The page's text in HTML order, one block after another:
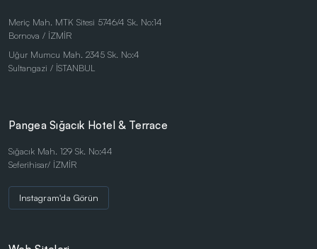
Kalem Setleri
Kişisel Ürünler
Kırtasiye Ürünleri
Kristal ve Ödül Ürünleri
Masa Saatleri
Masaüstü Ürünler
Metal Tükenmez - Roller Kalemler
Meriç Mah. MTK Sitesi 5746/4 Sk. No:14
Bornova / İZMİR
Uğur Mumcu Mah. 2345 Sk. No:4
Sultangazi / İSTANBUL
Pangea Sığacık Hotel & Terrace
Sığacık Mah. 129 Sk. No:44
Seferihisar/ İZMİR
Instagram'da Görün